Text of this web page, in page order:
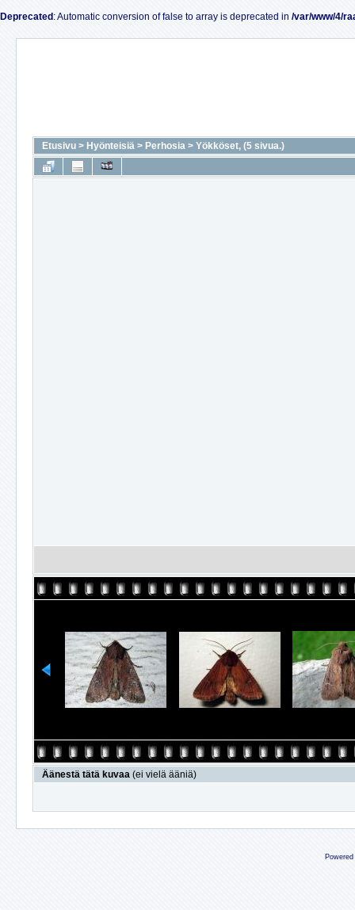
Deprecated : Automatic conversion of false to array is deprecated in /var/www/4/
Etusivu > Hyönteisiä > Perhosia > Yökköset, (5 sivua.)
Äänestä tätä kuvaa (ei vielä ääniä)